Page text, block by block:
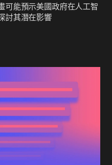
可能預示美國政府在人工智
討其潛在影響